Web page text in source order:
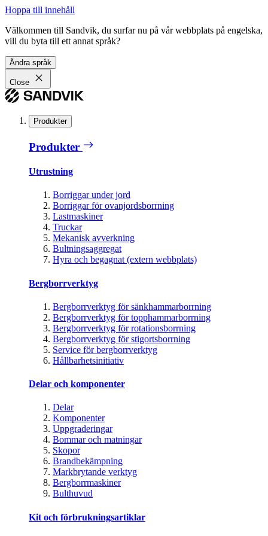
Hoppa till innehåll
Välkommen till Sandvik, du surfar nu på vår webbplats på engelska,
vill du byta till ett annat språk?
Ändra språk
Close
Produkter
Produkter
Utrustning
Borriggar under jord
Borriggar för ovanjordsborrning
Lastmaskiner
Truckar
Mekanisk avverkning
Bultningsaggregat
Hyra och begagnat (extern webbplats)
Bergborrverktyg
Bergborrverktyg för sänkhammarborrning
Bergborrverktyg för topphammarborrning
Bergborrverktyg för rotationsborrning
Bergborrverktyg för stigortsborrning
Service för bergborrverktyg
Hållbarhetsinitiativ
Delar och komponenter
Delar
Komponenter
Uppgraderingar
Bommar och matningar
Skopor
Brandbekämpning
Markbrytande verktyg
Bergborrmaskiner
Bulthuvud
Kit och förbrukningsartiklar